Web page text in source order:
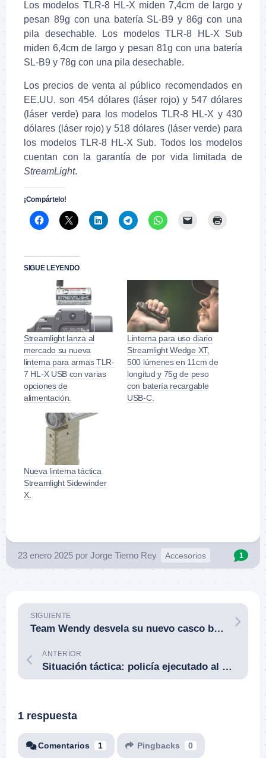
Los modelos TLR-8 HL-X miden 7,4cm de largo y
pesan 89g con una batería SL-B9 y 86g con una
pila desechable. Los modelos TLR-8 HL-X Sub
miden 6,4cm de largo y pesan 81g con una batería
SL-B9 y 78g con una pila desechable.
Los precios de venta al público recomendados en
EE.UU. son 454 dólares (láser rojo) y 547 dólares
(láser verde) para los modelos TLR-8 HL-X y 430
dólares (láser rojo) y 518 dólares (láser verde) para
los modelos TLR-8 HL-X Sub. Todos los modelos
cuentan con la garantía de por vida limitada de
StreamLight.
¡Compártelo!
SIGUE LEYENDO
Streamlight lanza al
mercado su nueva
linterna para armas TLR-
7 HL-X USB con varias
opciones de
alimentación.
Linterna para uso diario
Streamlight Wedge XT,
500 lúmenes en 11cm de
longitud y 75g de peso
con batería recargable
USB-C.
Nueva linterna táctica
Streamlight Sidewinder
X.
23 enero 2025 por Jorge Tierno Rey Accesorios 1
SIGUIENTE
Team Wendy desvela su nuevo casco blindado RIFLETECH que ofrece protección frente a proyectiles de fusil.
ANTERIOR
Situación táctica: policía ejecutado al parar un coche. Luna, Nuevo México (EE.UU.). 4 de febrero de 2021.
1 respuesta
Comentarios 1 Pingbacks 0